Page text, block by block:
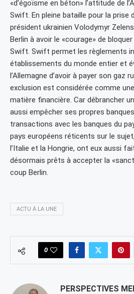
«d’égoïsme en béton» l’attitude de
Swift. En pleine bataille pour la prise
président ukrainien Volodymyr
Berlin à avoir le «courage» de
Swift. Swift permet les règlements
établissements du monde entier et
l’Allemagne d’avoir à payer son gaz
exclusion est considérée comme
matière financière. Car débrancher
aussi empêcher ses propres
transactions avec les banques du
pays européens réticents sur le
l’Italie et la Hongrie, ont eux aussi
désormais prêts à accepter la
coup Berlin.
ACTU À LA UNE
0
PERSPECTIVES